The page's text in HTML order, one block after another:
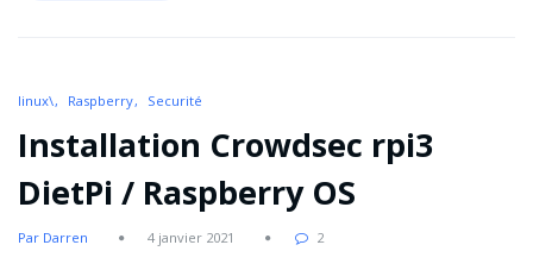
linux\ Raspberry Securité
Installation Crowdsec rpi3
DietPi / Raspberry OS
Par Darren 4 janvier 2021 2